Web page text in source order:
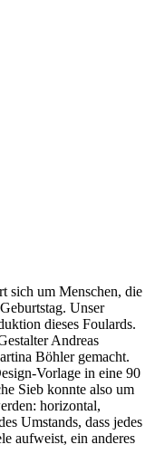
sich um Menschen, die
Unser
dieses Foulards.
Andreas
Böhler gemacht.
Vorlage in eine 90
Sieb konnte also um
horizontal,
Umstands, dass jedes
aufweist, ein anderes